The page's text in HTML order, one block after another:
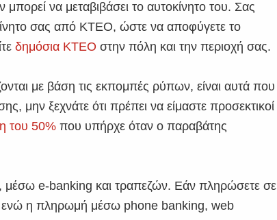
να μεταβιβάσει το αυτοκίνητο του. Σας
σας από ΚΤΕΟ, ώστε να αποφύγετε το
δημόσια ΚΤΕΟ στην πόλη και την περιοχή σας.
με βάση τις εκπομπές ρύπων, είναι αυτά που
μην ξεχνάτε ότι πρέπει να είμαστε προσεκτικοί
του 50% που υπήρχε όταν ο παραβάτης
μέσω e-banking και τραπεζών. Εάν πληρώσετε σε
ενώ η πληρωμή μέσω phone banking, web